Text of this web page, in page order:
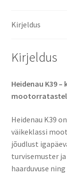
Kirjeldus
Kirjeldus
Heidenau K39
Heidenau K39
väikeklassi
jõudlust
turvisemuster
haarduvuse